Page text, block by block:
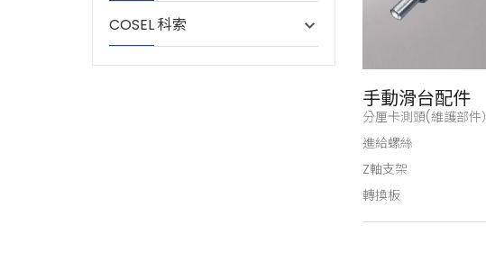
COSEL 科索
手動滑台配件
分厘卡測頭(維護部件）
進給螺絲
Z軸支架
轉換板